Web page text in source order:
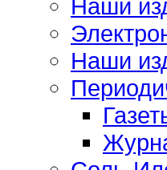
Наши
Наши